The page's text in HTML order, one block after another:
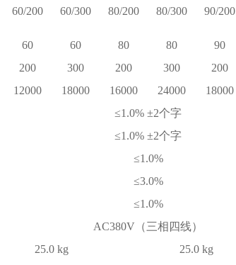
60/200 60/300 80/200 80/300 90/200
60 60 80 80 90
200 300 200 300 200
12000 18000 16000 24000 18000
≤1.0% ±2个字
≤1.0% ±2个字
≤1.0%
≤3.0%
≤1.0%
AC380V（三相四线）
25.0 kg 25.0 kg